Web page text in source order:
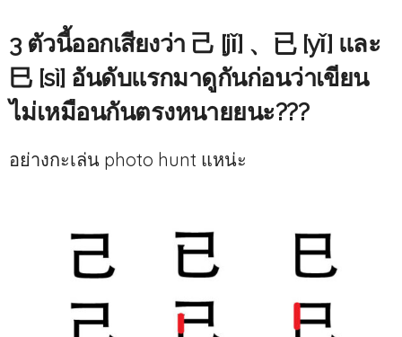
3 ตัวนี้ออกเสียงว่า 己 [jǐ] 、已 [yǐ] และ
巳 [sì] อันดับแรกมาดูกันก่อนว่าเขียน
ไม่เหมือนกันตรงหนายยนะ???
อย่างกะเล่น photo hunt แหน่ะ